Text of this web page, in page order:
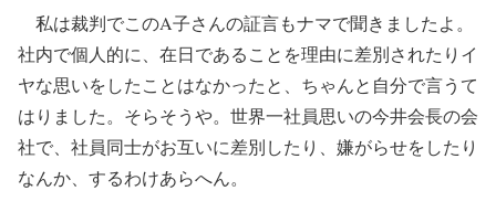
私は裁判でこのA子さんの証言もナマで聞きましたよ。
社内で個人的に、在日であることを理由に差別されたりイ
ヤな思いをしたことはなかったと、ちゃんと自分で言うて
はりました。そらそうや。世界一社員思いの今井会長の会
社で、社員同士がお互いに差別したり、嫌がらせをしたり
なんか、するわけあらへん。